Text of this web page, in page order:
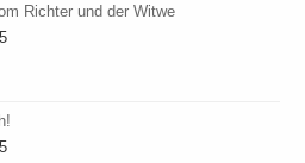
Richter und der Witwe